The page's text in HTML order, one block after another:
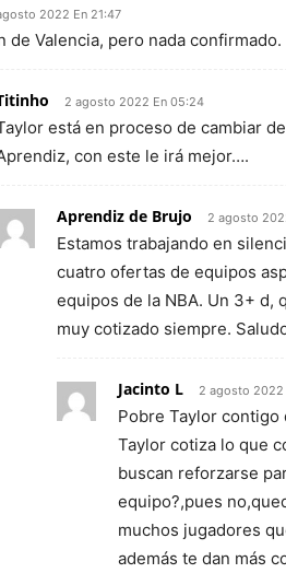
2022 En 21:47
de Valencia, pero nada confirmado.
2 agosto 2022 En 05:24
está en proceso de cambiar
con este le irá mejor….
Aprendiz de Brujo 2 agosto
Estamos trabajando en
cuatro ofertas de equipos
equipos de la NBA. Un 3+ d,
muy cotizado siempre.
Jacinto L 2 agosto 2022
Pobre Taylor contigo
Taylor cotiza lo que
buscan reforzarse
equipo?,pues
muchos jugadores
además te dan más